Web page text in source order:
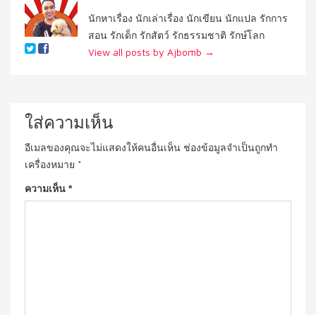
นักหาเรื่อง นักเล่าเรื่อง นักเขียน นักแปล รักการ
สอน รักเด็ก รักสัตว์ รักธรรมชาติ รักษ์โลก
View all posts by Ajbomb →
ใส่ความเห็น
อีเมลของคุณจะไม่แสดงให้คนอื่นเห็น ช่องข้อมูลจำเป็นถูกทำ
เครื่องหมาย *
ความเห็น *